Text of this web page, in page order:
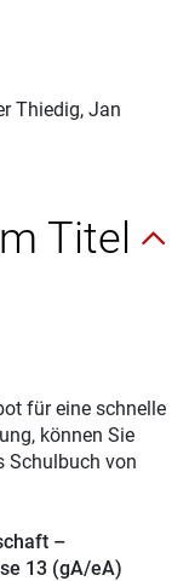
Thiedig, Jan
Titel
für eine schnelle
können Sie
Schulbuch von
–
13 (gA/eA)